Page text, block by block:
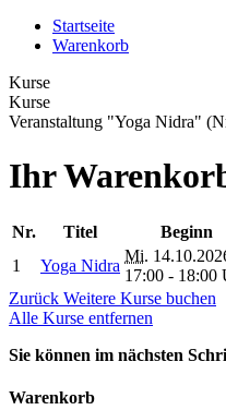
Startseite
Warenkorb
Kurse
Kurse
Veranstaltung "Yoga Nidra"
Ihr
Nr. Titel Beginn
1
Yoga Nidra
Mi.
17:00 - 18:00
Zurück Weitere Kurse buchen
Alle Kurse entfernen
Sie können im nächsten
Warenkorb